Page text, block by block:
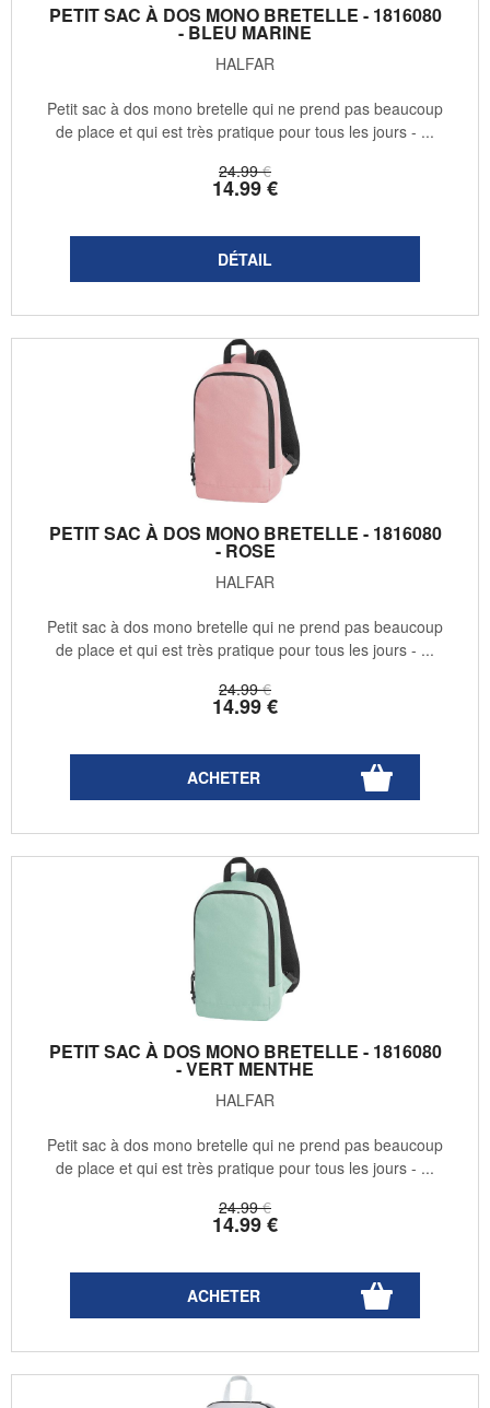
PETIT SAC À DOS MONO BRETELLE - 1816080
- BLEU MARINE
HALFAR
24.99 €
14.99€
Petit sac à dos mono bretelle qui ne prend pas beaucoup
de place et qui est très pratique pour tous les jours - ...
PETIT SAC À DOS MONO BRETELLE - 1816080
- ROSE
HALFAR
24.99 €
14.99€
Petit sac à dos mono bretelle qui ne prend pas beaucoup
de place et qui est très pratique pour tous les jours - ...
PETIT SAC À DOS MONO BRETELLE - 1816080
- VERT MENTHE
HALFAR
24.99 €
14.99€
Petit sac à dos mono bretelle qui ne prend pas beaucoup
de place et qui est très pratique pour tous les jours - ...